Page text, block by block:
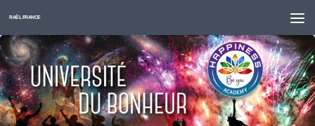
Skip to content
RAËL FRANCE